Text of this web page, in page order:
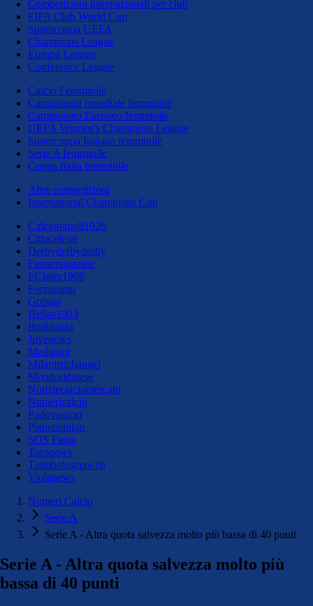
Competizioni internazionali per club
FIFA Club World Cup
Supercoppa UEFA
Champions League
Europa League
Conference League
Calcio Femminile
Campionato mondiale femminile
Campionato Europeo femminile
UEFA Women's Champions League
Supercoppa Italiana femminile
Serie A femminile
Coppa Italia femminile
Altre competizioni
International Champions Cup
Calcionapoli1926
Cittaceleste
Derbyderbyderby
Fantamagazine
FCInter1908
Forzaroma
Golssip
Hellas1903
Ilmilanista
Juvenews
Mediagol
Milanistichannel
Mondoudinese
Notiziecalciomercato
Numericalcio
Padovasport
Pianetamilan
SOS Fanta
Toronews
Tuttobolognaweb
Violanews
Numeri Calcio
Serie A
Serie A - Altra quota salvezza molto più bassa di 40 punti
Serie A - Altra quota salvezza molto più
bassa di 40 punti